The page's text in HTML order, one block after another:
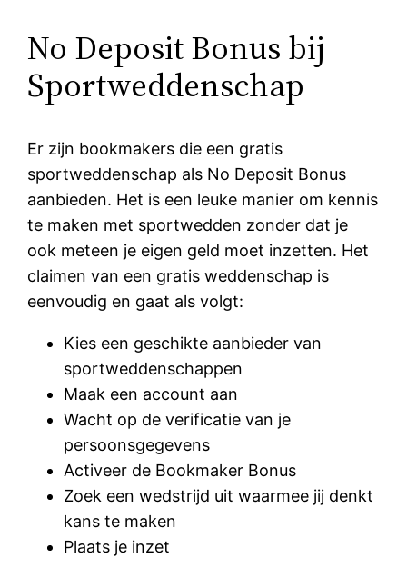
No Deposit Bonus bij
Sportweddenschap
Er zijn bookmakers die een gratis
sportweddenschap als No Deposit Bonus
aanbieden. Het is een leuke manier om kennis
te maken met sportwedden zonder dat je
ook meteen je eigen geld moet inzetten. Het
claimen van een gratis weddenschap is
eenvoudig en gaat als volgt:
Kies een geschikte aanbieder van
sportweddenschappen
Maak een account aan
Wacht op de verificatie van je
persoonsgegevens
Activeer de Bookmaker Bonus
Zoek een wedstrijd uit waarmee jij denkt
kans te maken
Plaats je inzet